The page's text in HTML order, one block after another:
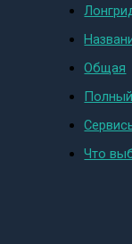
Общая
Что